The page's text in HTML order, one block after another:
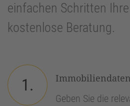
einfachen Schritten
kostenlose Beratung.
1.
Geben Sie die